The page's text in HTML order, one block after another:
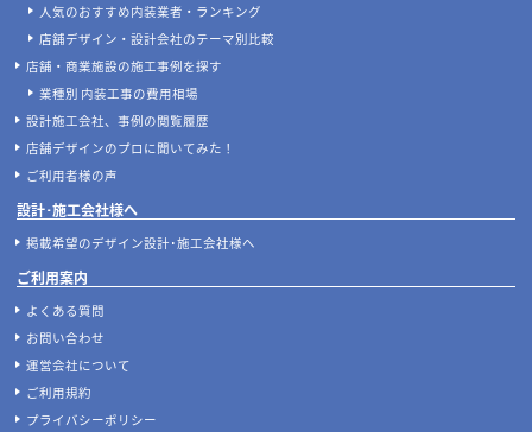
人気のおすすめ内装業者・ランキング
店舗デザイン・設計会社のテーマ別比較
店舗・商業施設の施工事例を探す
業種別 内装工事の費用相場
設計施工会社、事例の閲覧履歴
店舗デザインのプロに聞いてみた！
ご利用者様の声
設計･施工会社様へ
掲載希望のデザイン設計･施工会社様へ
ご利用案内
よくある質問
お問い合わせ
運営会社について
ご利用規約
プライバシーポリシー